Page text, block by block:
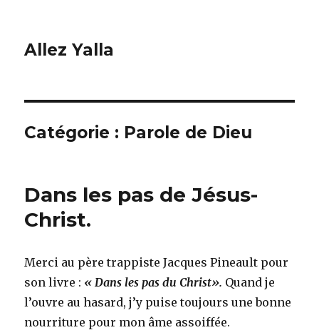
Allez Yalla
Catégorie : Parole de Dieu
Dans les pas de Jésus-
Christ.
Merci au père trappiste Jacques Pineault pour
son livre : « Dans les pas du Christ». Quand je
l’ouvre au hasard, j’y puise toujours une bonne
nourriture pour mon âme assoiffée.